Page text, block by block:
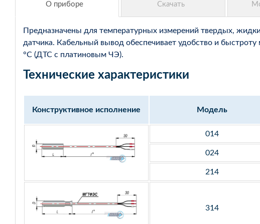
Предназначены для температурных измерений твердых,
датчика. Кабельный вывод обеспечивает удобство и
°С (ДТС с платиновым ЧЭ).
Технические характеристики
Конструктивное исполнение Модель
014
024
214
314